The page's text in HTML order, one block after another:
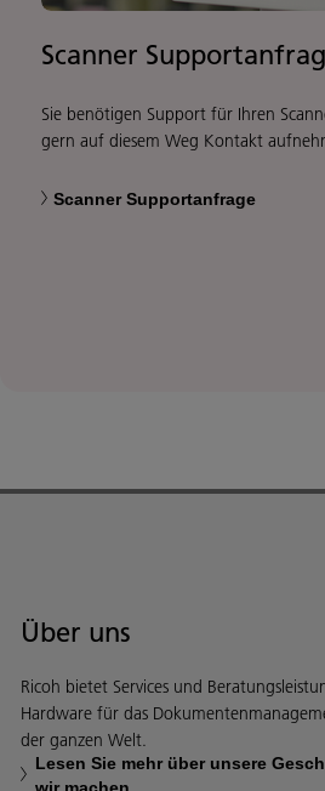
Scanner
Sie benötigen Support für Ihren
gern auf diesem Weg Kontakt
Scanner Supportanfrage
Über uns
Ricoh bietet Services und
Hardware für das
der ganzen Welt.
Lesen Sie mehr über unsere
wir machen